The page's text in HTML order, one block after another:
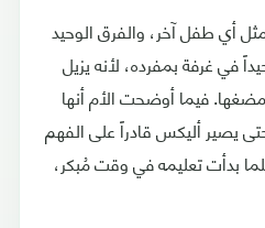
أي طفل آخر، والفرق الوحيد
في غرفة بمفرده، لأنه يزيل
فيما أوضحت الأم أنها
يصير أليكس قادراً على الفهم
بدأت تعليمه في وقت مُبكر،